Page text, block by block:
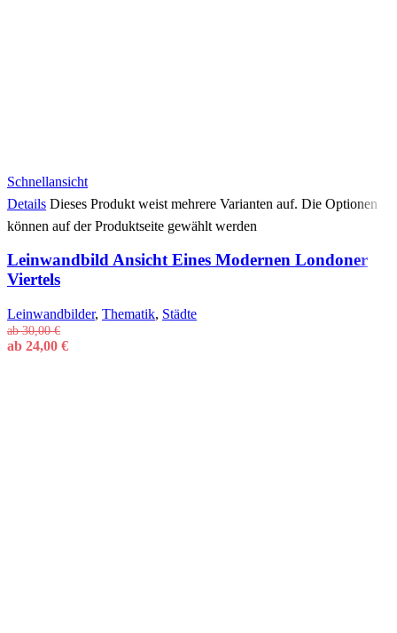
Schnellansicht
Details Dieses Produkt weist mehrere Varianten auf. Die Optionen
können auf der Produktseite gewählt werden
Leinwandbild Ansicht Eines Modernen Londoner
Viertels
Leinwandbilder, Thematik, Städte
ab30,00€
ab 24,00 €